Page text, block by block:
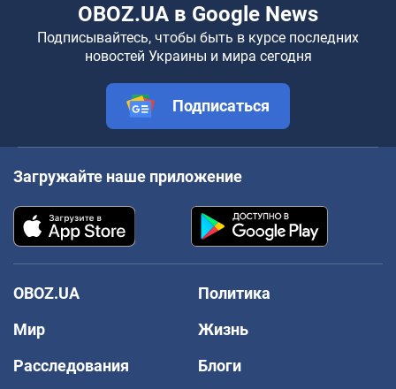
OBOZ.UA в Google News
Подписывайтесь, чтобы быть в курсе последних
новостей Украины и мира сегодня
Подписаться
Загружайте наше приложение
OBOZ.UA
Политика
Мир
Жизнь
Расследования
Блоги